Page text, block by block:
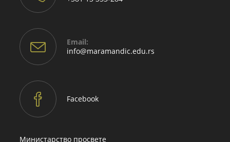
Email:
info@maramandic.edu.rs
Facebook
Министарство просвете